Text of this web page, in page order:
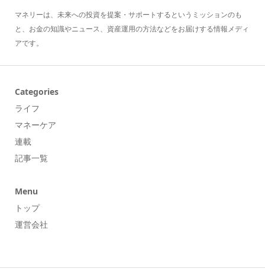
マネリーは、未来への投資を提案・サポートするというミッションのも
と、お金の知識やニュース、資産運用の方法などをお届けする情報メディ
アです。
Categories
ライフ
マネーケア
連載
記事一覧
Menu
トップ
運営会社